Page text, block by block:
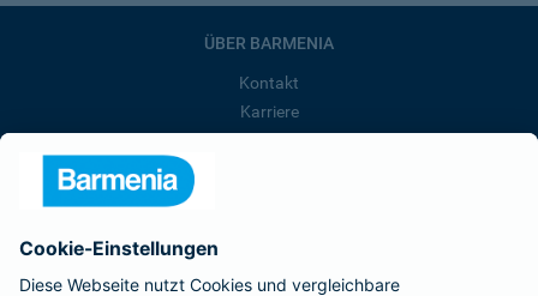
ÜBER BARMENIA
Kontakt
Karriere
Barmenia ist Teil der BarmeniaGothaer